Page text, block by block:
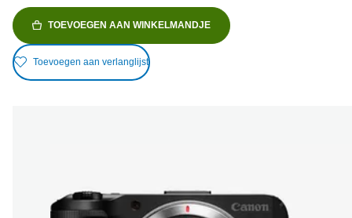
TOEVOEGEN AAN WINKELMANDJE
Toevoegen aan verlanglijst